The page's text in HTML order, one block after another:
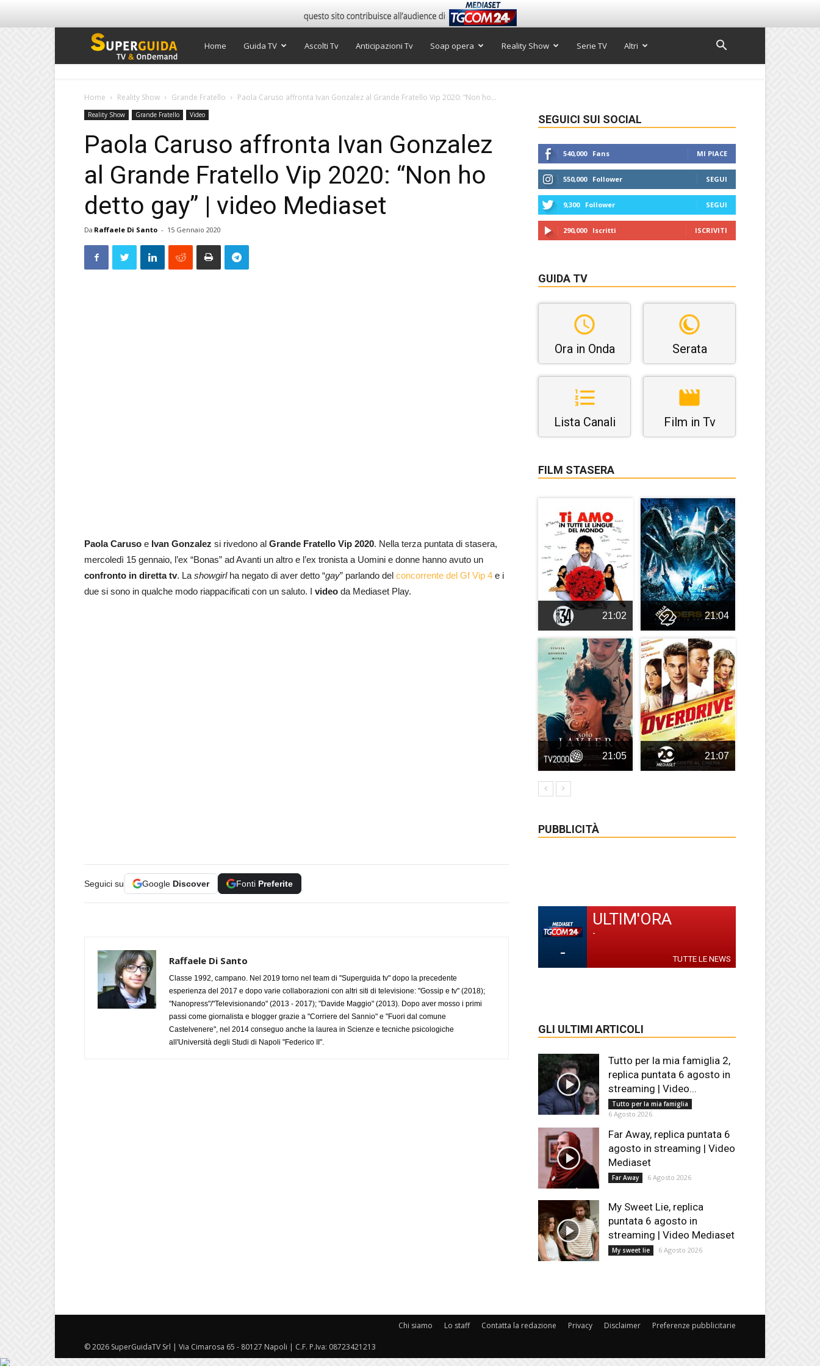
Super
TV
Home Guida TV Ascolti Tv Anticipazioni Tv Soap opera Reality Show Serie TV Altri
Home Reality Show Grande Fratello Paola Caruso affronta Ivan Gonzalez al Grande Fratello Vip 2020: “Non ho...
Reality Show Grande Fratello Video
Paola Caruso affronta Ivan Gonzalez
al Grande Fratello Vip 2020: “Non ho
detto gay” | video Mediaset
Da Raffaele Di Santo - 15 Gennaio 2020
Paola Caruso e Ivan Gonzalez si rivedono al Grande Fratello Vip 2020. Nella terza puntata di stasera,
mercoledì 15 gennaio, l’ex “Bonas” ad Avanti un altro e l’ex tronista a Uomini e donne hanno avuto un
confronto in diretta tv. La showgirlha negato di aver detto “gay” parlando del concorrente del Gf Vip 4 e i
due si sono in qualche modo riappacificati con un saluto. I video da Mediaset Play.
Seguici su Google Discover Fonti Preferite
Raffaele Di Santo
Classe 1992, campano. Nel 2019 torno nel team di "Superguida tv" dopo la precedente
esperienza del 2017 e dopo varie collaborazioni con altri siti di televisione: "Gossip e tv" (2018);
"Nanopress"/"Televisionando" (2013 - 2017); "Davide Maggio" (2013). Dopo aver mosso i primi
passi come giornalista e blogger grazie a "Corriere del Sannio" e "Fuori dal comune
Castelvenere", nel 2014 conseguo anche la laurea in Scienze e tecniche psicologiche
all'Università degli Studi di Napoli "Federico II".
SEGUICI SUI SOCIAL
540,000 Fans MI PIACE
550,000 Follower SEGUI
9,300 Follower SEGUI
290,000 Iscritti ISCRIVITI
GUIDA TV
Ora in Onda Serata
Lista Canali Film in Tv
FILM STASERA
21:02 21:04
21:05 21:07
PUBBLICITÀ
-
ULTIM'ORA
-
TUTTE LE NEWS
GLI ULTIMI ARTICOLI
Tutto per la mia famiglia 2,
replica puntata 6 agosto in
streaming | Video...
Tutto per la mia famiglia
6 Agosto 2026
Far Away, replica puntata 6
agosto in streaming | Video
Mediaset
Far Away 6 Agosto 2026
My Sweet Lie, replica
puntata 6 agosto in
streaming | Video Mediaset
My sweet lie 6 Agosto 2026
Chi siamo Lo staff Contatta la redazione Privacy Disclaimer Preferenze pubblicitarie
© 2026 SuperGuidaTV Srl | Via Cimarosa 65 - 80127 Napoli | C.F. P.Iva: 08723421213